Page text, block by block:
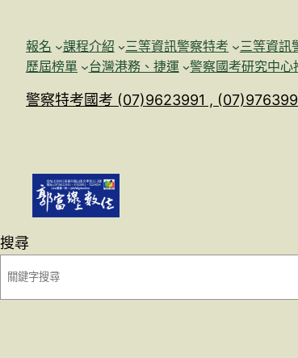
報名 課程介紹 三等資訊警察特考 三等資訊
歷屆榜單
台灣港務、捷運 警察國考研究中心
警察特考國考 (07)9623991 ,
搜尋